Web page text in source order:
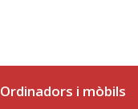
Ordinadors i mòbils